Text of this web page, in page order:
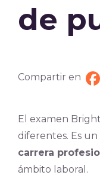
de
Compartir en
El examen
diferentes. Es
carrera
ámbito laboral.